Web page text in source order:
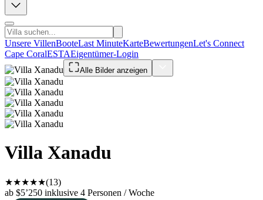
Unsere VillenBooteLast MinuteKarteBewertungenLet's Connect
Cape CoralESTAEigentümer-Login
Alle Bilder anzeigen
Villa Xanadu
★★★★★(13)
ab $5’250 inklusive 4 Personen / Woche